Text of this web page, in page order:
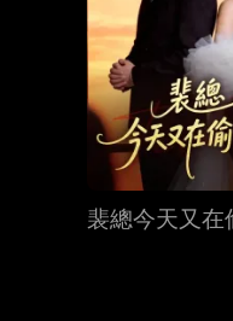
裴總今天又在